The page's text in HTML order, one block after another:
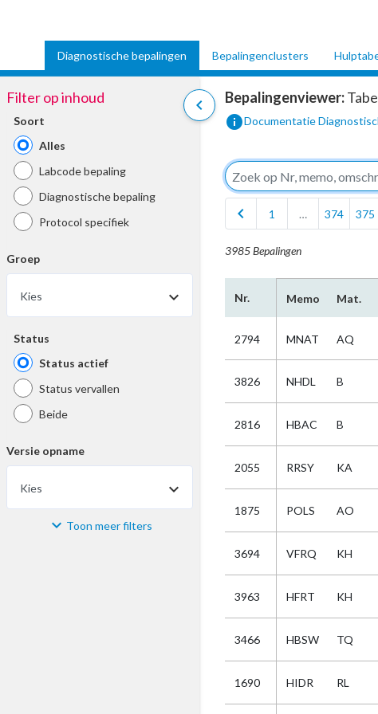
Diagnostische bepalingen Bepalingenclusters
chevron_left
Filter op inhoud
Soort
Alles
Labcode bepaling
Diagnostische bepaling
Protocol specifiek
Groep
Kies
Status
Status actief
Status vervallen
Beide
Versie opname
Kies
Materiaal Toon meer filters
Bepalingenviewer:
infoDocumentatie
chevron_left
1 … 374 375
3985 Bepalingen
Nr. Memo Mat.
2794 MNAT AQ
3826 NHDL B
2816 HBAC B
2055 RRSY KA
1875 POLS AO
3694 VFRQ KH
3963 HFRT KH
3466 HBSW TQ
1690 HIDR RL